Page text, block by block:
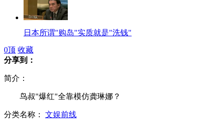
日本所谓"购岛"实质就是"洗钱"
以总理敦促为伊朗核问题"划红线"
美国男子为艺术毁坏数百部苹果产品
0顶 收藏
分享到：
简介：
鸟叔"爆红"全靠模仿龚琳娜？
分类名称： 文娱前线